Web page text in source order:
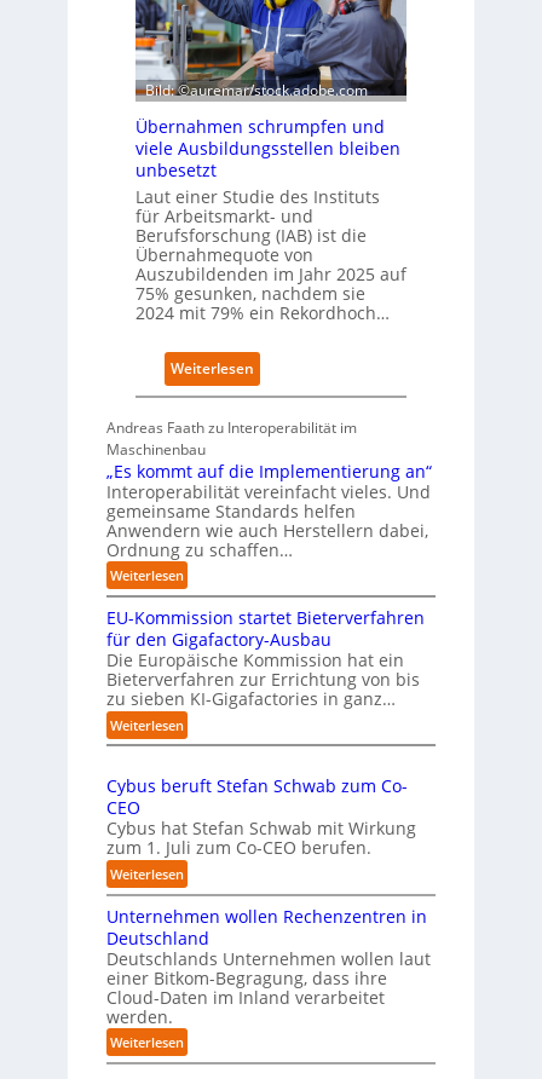
n
d
e
x
a
f
P
a
t
z
1
e
W
i
r
s
c
a
f
t
z
e
i
t
s
i
h
o
b
u
s
Bild: ©auremar/stock.adobe.com
Übernahmen schrumpfen und
viele Ausbildungsstellen bleiben
unbesetzt
Laut einer Studie des Instituts
für Arbeitsmarkt- und
Berufsforschung (IAB) ist die
Übernahmequote von
Auszubildenden im Jahr 2025 auf
75% gesunken, nachdem sie
2024 mit 79% ein Rekordhoch…
Weiterlesen:
Ü
e
n
a
h
m
e
c
h
r
u
e
u
n
v
i
l
e
A
b
Andreas Faath zu Interoperabilität im
Maschinenbau
„Es kommt auf die Implementierung an“
Interoperabilität vereinfacht vieles. Und
gemeinsame Standards helfen
Anwendern wie auch Herstellern dabei,
Ordnung zu schaffen…
Weiterlesen:
„
E
s
k
o
m
m
t
u
d
i
e
I
p
l
e
m
e
n
t
i
EU-Kommission startet Bieterverfahren
für den Gigafactory-Ausbau
Die Europäische Kommission hat ein
Bieterverfahren zur Errichtung von bis
zu sieben KI-Gigafactories in ganz…
Weiterlesen:
E
-
o
m
m
i
s
i
o
n
t
a
Cybus beruft Stefan Schwab zum Co-
CEO
Cybus hat Stefan Schwab mit Wirkung
zum 1. Juli zum Co-CEO berufen.
Weiterlesen:
C
y
b
u
s
b
r
u
Unternehmen wollen Rechenzentren in
Deutschland
Deutschlands Unternehmen wollen laut
einer Bitkom-Begragung, dass ihre
Cloud-Daten im Inland verarbeitet
werden.
Weiterlesen:
U